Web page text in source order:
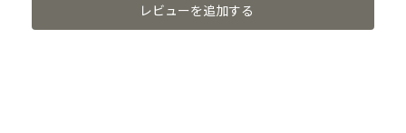
レビューを追加する